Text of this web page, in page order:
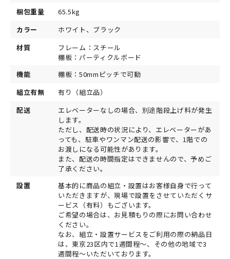
梱包重量
65.5kg
カラー
ホワイト、ブラック
材質
フレーム：スチール
棚板：パーティクルボード
機能
棚板：50mmピッチで可動
組立有無
有り（組立品）
配送
エレベーターなしの場合、別途階段上げ料が発生
します。
ただし、配送時の状況により、エレベーターがあ
っても、駐車やワンマン配送の影響で、1階での
お渡しになる可能性があります。
また、配送の時間指定はできませんので、予めご
了承ください。
設置
基本的に商品の組立・設置はお客様自身で行って
いただきますが、現場で設置をさせていただくサ
ービス（有料）もございます。
ご希望の場合は、お見積もりの際にお問い合わせ
ください。
なお、組立・設置サービスをご利用の際の納品日
は、東京23区内で1週間程～、その他の地域で3
週間程～いただいております。